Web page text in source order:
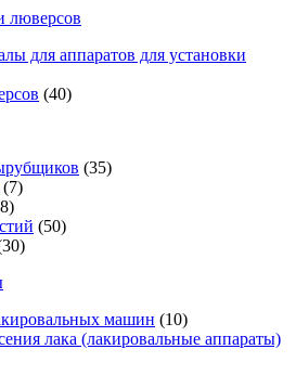
люверсов
для аппаратов для установки
(40)
(35)
(7)
(50)
машин (10)
лака (лакировальные аппараты)